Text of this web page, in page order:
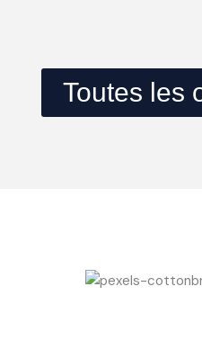
Toutes les